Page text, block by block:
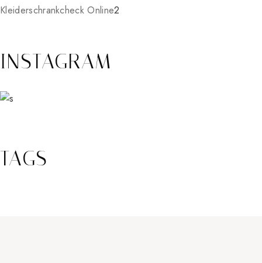
Kleiderschrankcheck Online2
INSTAGRAM
TAGS